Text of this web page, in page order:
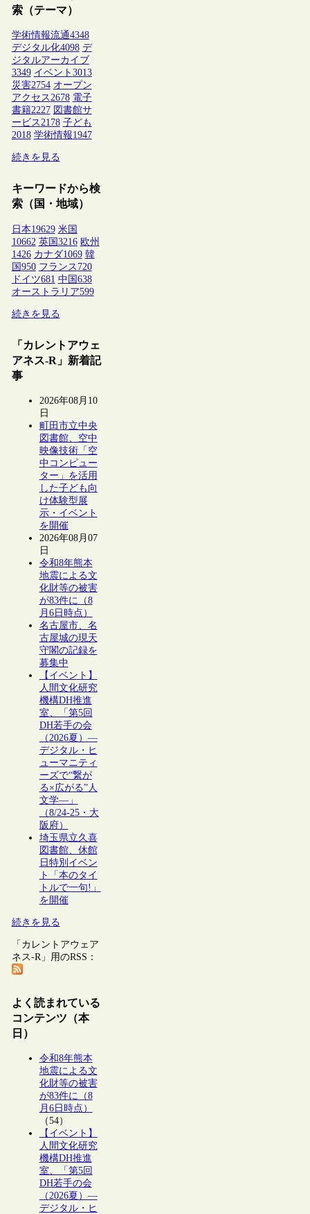
索（テーマ）
学術情報流通4348
デジタル化4098 デ
ジタルアーカイブ
3349 イベント 3013
災害2754 オープン
アクセス2678 電子
書籍2227 図書館サ
ービス2178 子ども
2018 学術情報1947
続きを見る
キーワードから検
索（国・地域）
日本19629 米国
10662 英国 3216 欧州
1426 カナダ1069 韓
国 950 フランス 720
ドイツ681 中国 638
オーストラリア599
続きを見る
「カレントアウェ
アネス-R」新着記
事
2026年08月10
日
町田市立中央
図書館、空中
映像技術「空
中コンピュー
ター」を活用
した子ども向
け体験型展
示・イベント
を開催
2026年08月07
日
令和8年熊本
地震による文
化財等の被害
が83件に（8
月6日時点）
名古屋市、名
古屋城の現天
守閣の記録を
募集中
【イベント】
人間文化研究
機構DH推進
室、「第5回
DH若手の会
（2026夏）―
デジタル・ヒ
ューマニティ
ーズで“繋が
る×広がる”人
文学―」
（8/24-25・大
阪府）
埼玉県立久喜
図書館、休館
日特別イベン
ト「本のタイ
トルで一句!」
を開催
続きを見る
「カレントアウェア
ネス-R」用のRSS：
よく読まれている
コンテンツ（本
日）
令和8年熊本
地震による文
化財等の被害
が83件に（8
月6日時点）
（54）
【イベント】
人間文化研究
機構DH推進
室、「第5回
DH若手の会
（2026夏）―
デジタル・ヒ